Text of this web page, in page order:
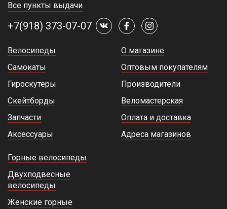
Все пункты выдачи
+7(918) 373-07-07
Велосипеды
Самокаты
Гироскутеры
Скейтборды
Запчасти
Аксессуары
О магазине
Оптовым покупателям
Производители
Веломастерская
Оплата и доставка
Адреса магазинов
Горные велосипеды
Двухподвесные
велосипеды
Женские горные